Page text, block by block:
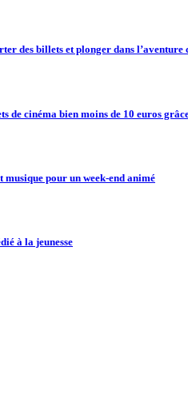
des billets et plonger dans
de cinéma bien moins de 10 euros
pour un week-end animé
à la jeunesse